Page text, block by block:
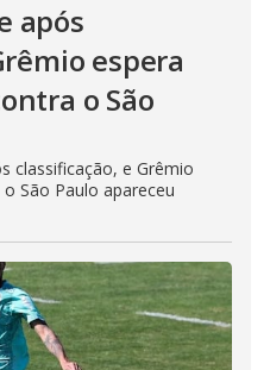
após
espera
o São
classificação, e Grêmio
São Paulo apareceu